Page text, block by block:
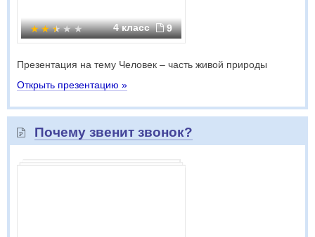
4 класс 9
Презентация на тему Человек – часть живой природы
Открыть презентацию »
Почему звенит звонок?